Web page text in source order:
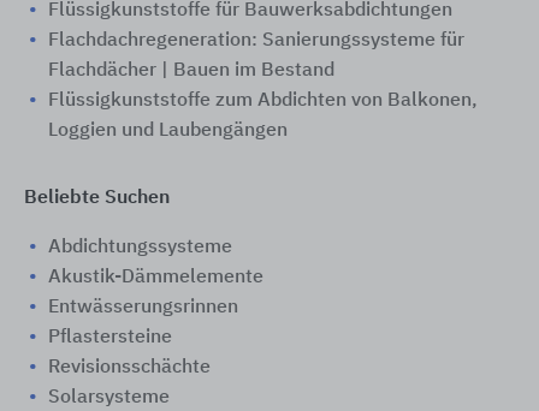
Flüssigkunststoffe für Bauwerksabdichtungen
Flachdachregeneration: Sanierungssysteme für
Flachdächer | Bauen im Bestand
Flüssigkunststoffe zum Abdichten von Balkonen,
Loggien und Laubengängen
Beliebte Suchen
Abdichtungssysteme
Akustik-Dämmelemente
Entwässerungsrinnen
Pflastersteine
Revisionsschächte
Solarsysteme